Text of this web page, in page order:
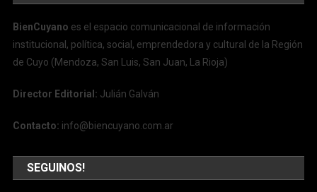
BienCuyano es el espacio comunicacional de información
institucional, política, social, emprendedora y cultural de la Región
de Cuyo (Mendoza, San Luis, San Juan, La Rioja)
Director Editorial: Julián Galván
Contacto: info@biencuyano.com.ar
SEGUINOS!